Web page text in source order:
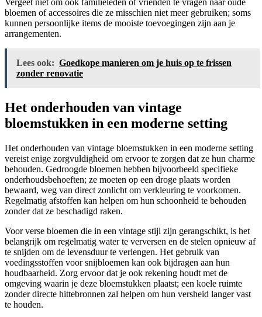
bloemen of accessoires die ze misschien niet meer gebruiken; soms
kunnen persoonlijke items de mooiste toevoegingen zijn aan je
arrangementen.
Lees ook: Goedkope manieren om je huis op te frissen
zonder renovatie
Het onderhouden van vintage
bloemstukken in een moderne setting
Het onderhouden van vintage bloemstukken in een moderne setting
vereist enige zorgvuldigheid om ervoor te zorgen dat ze hun charme
behouden. Gedroogde bloemen hebben bijvoorbeeld specifieke
onderhoudsbehoeften; ze moeten op een droge plaats worden
bewaard, weg van direct zonlicht om verkleuring te voorkomen.
Regelmatig afstoffen kan helpen om hun schoonheid te behouden
zonder dat ze beschadigd raken.
Voor verse bloemen die in een vintage stijl zijn gerangschikt, is het
belangrijk om regelmatig water te verversen en de stelen opnieuw af
te snijden om de levensduur te verlengen. Het gebruik van
voedingsstoffen voor snijbloemen kan ook bijdragen aan hun
houdbaarheid. Zorg ervoor dat je ook rekening houdt met de
omgeving waarin je deze bloemstukken plaatst; een koele ruimte
zonder directe hittebronnen zal helpen om hun versheid langer vast
te houden.